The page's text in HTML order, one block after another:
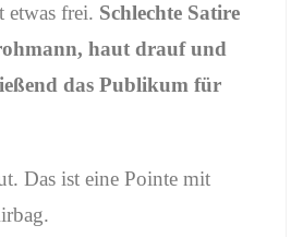
etwas frei. Schlechte Satire
haut drauf und
das Publikum für
Das ist eine Pointe mit